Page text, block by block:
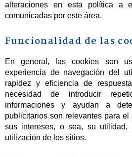
alteraciones en esta política a
comunicadas por este área.
Funcionalidad de las
En general, las cookies son
experiencia de navegación del
rapidez y eficiencia de
necesidad de introducir
informaciones y ayudan a
publicitarios son relevantes para
sus intereses, o sea, su utilidad,
utilización de los sitios.